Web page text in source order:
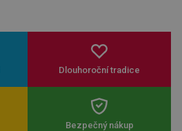
Dlouhoroční tradice
Bezpečný nákup